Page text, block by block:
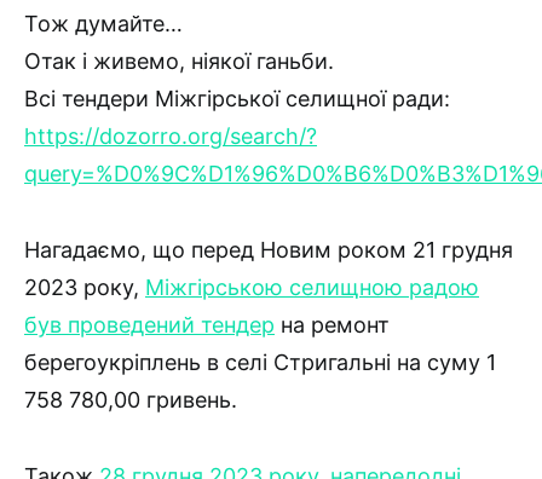
Тож думайте…
Отак і живемо, ніякої ганьби.
Всі тендери Міжгірської селищної ради:
https://dozorro.org/search/?
Нагадаємо, що перед Новим роком 21 грудня
2023 року, Міжгірською селищною радою
був проведений тендер на ремонт
берегоукріплень в селі Стригальні на суму 1
758 780,00 гривень.